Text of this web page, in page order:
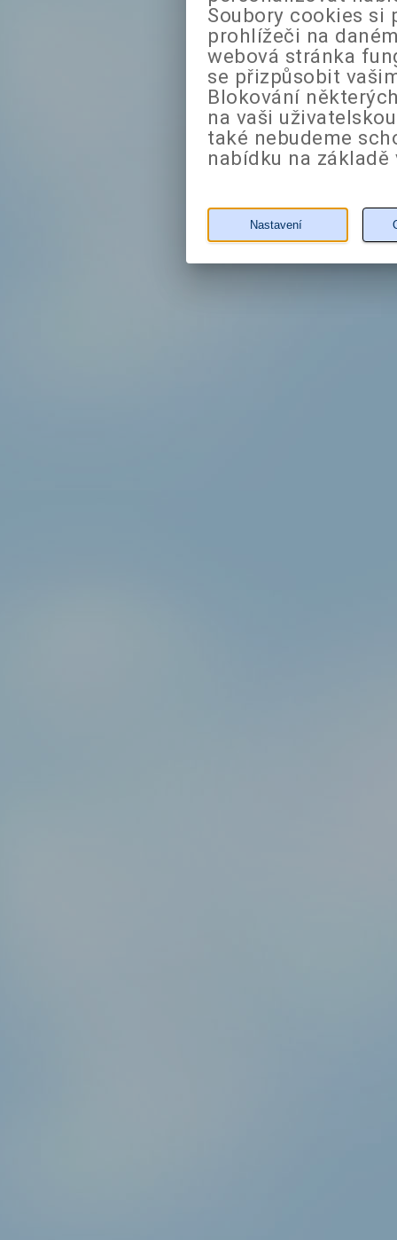
Soubory cookies si
prohlížeči na
webová stránka
se přizpůsobit
Blokování
na vaši
také nebudeme
nabídku na
Nastavení